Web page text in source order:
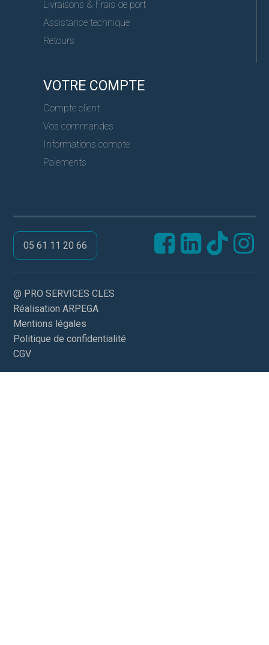
Livraisons & Frais de port
Assistance technique
Retours
VOTRE COMPTE
Compte client
Vos commandes
Informations compte
Paiements
05 61 11 20 66
@ PRO SERVICES CLES
Réalisation ARPEGA
Mentions légales
Politique de confidentialité
CGV